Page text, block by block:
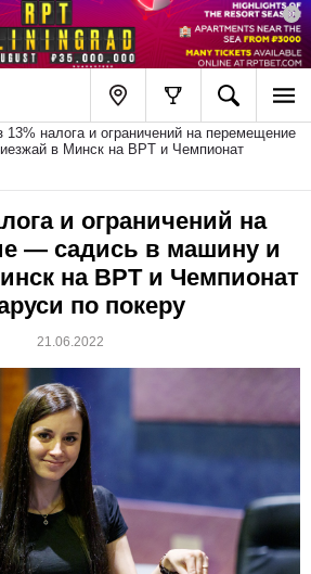
13% налога и ограничений на перемещение
в Минск на BPT и Чемпионат
и ограничений на
— садись в машину и
на BPT и Чемпионат
по покеру
21.06.2022